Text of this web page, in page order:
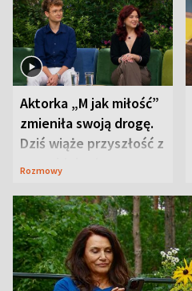
Aktorka „M jak miłość”
zmieniła swoją drogę.
Dziś wiąże przyszłość z
neurobiologią
Rozmowy